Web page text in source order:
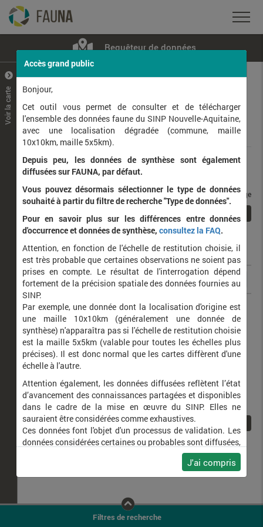
Requêteur de données
+
–
Voir la carte
Données
Rang taxonomique :
Affichage de1à 1sur1
taxons / page
Nom latin Nom vernaculaire
Deroceras laeve Loche des marais
Filtres de recherche
Accès grand public
Bonjour,
Cet outil vous permet de consulter et de télécharger
l'ensemble des données faune du SINP Nouvelle-Aquitaine,
avec une localisation dégradée (commune, maille
10x10km, maille 5x5km).
Depuis peu, les données de synthèse sont également
diffusées sur FAUNA, par défaut.
Vous pouvez désormais sélectionner le type de données
souhaité à partir du filtre de recherche "Type de données".
Pour en savoir plus sur les différences entre données
d'occurrence et données de synthèse, consultez la FAQ.
Attention, en fonction de l'échelle de restitution choisie, il
est très probable que certaines observations ne soient pas
prises en compte. Le résultat de l'interrogation dépend
fortement de la précision spatiale des données fournies au
SINP.
Par exemple, une donnée dont la localisation d'origine est
une maille 10x10km (généralement une donnée de
synthèse) n'apparaîtra pas si l'échelle de restitution choisie
est la maille 5x5km (valable pour toutes les échelles plus
précises). Il est donc normal que les cartes diffèrent d'une
échelle à l'autre.
Attention également, les données diffusées reflètent l’état
d’avancement des connaissances partagées et disponibles
dans le cadre de la mise en œuvre du SINP. Elles ne
sauraient être considérées comme exhaustives.
Ces données font l'objet d'un processus de validation. Les
données considérées certaines ou probables sont diffusées,
ainsi que celles pour lesquelles la méthode n'est pas
J'ai compris